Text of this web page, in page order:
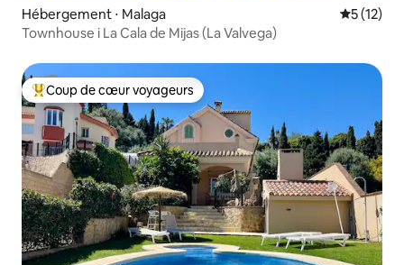
Hébergement ⋅ Malaga
5 (12)
Townhouse i La Cala de Mijas (La Valvega)
Coups de cœur voyageurs les plus appréciés
Coup de cœur voyageurs